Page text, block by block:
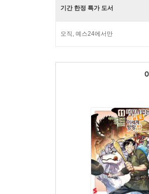
기간 한정 특가 도서
오직, 예스24에서만